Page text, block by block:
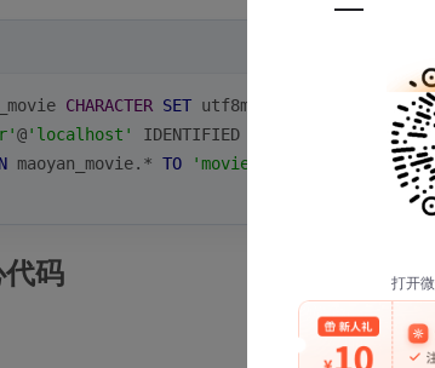
CHARACTER SET utf8mb4;
@'localhost' IDENTIFIED 'password123';
maoyan_movie. * TO 'movie_user' 'localhost';
码